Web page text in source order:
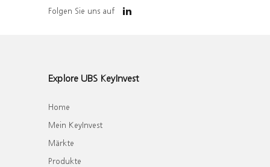
Folgen Sie uns auf
Explore UBS KeyInvest
Home
Mein KeyInvest
Märkte
Produkte